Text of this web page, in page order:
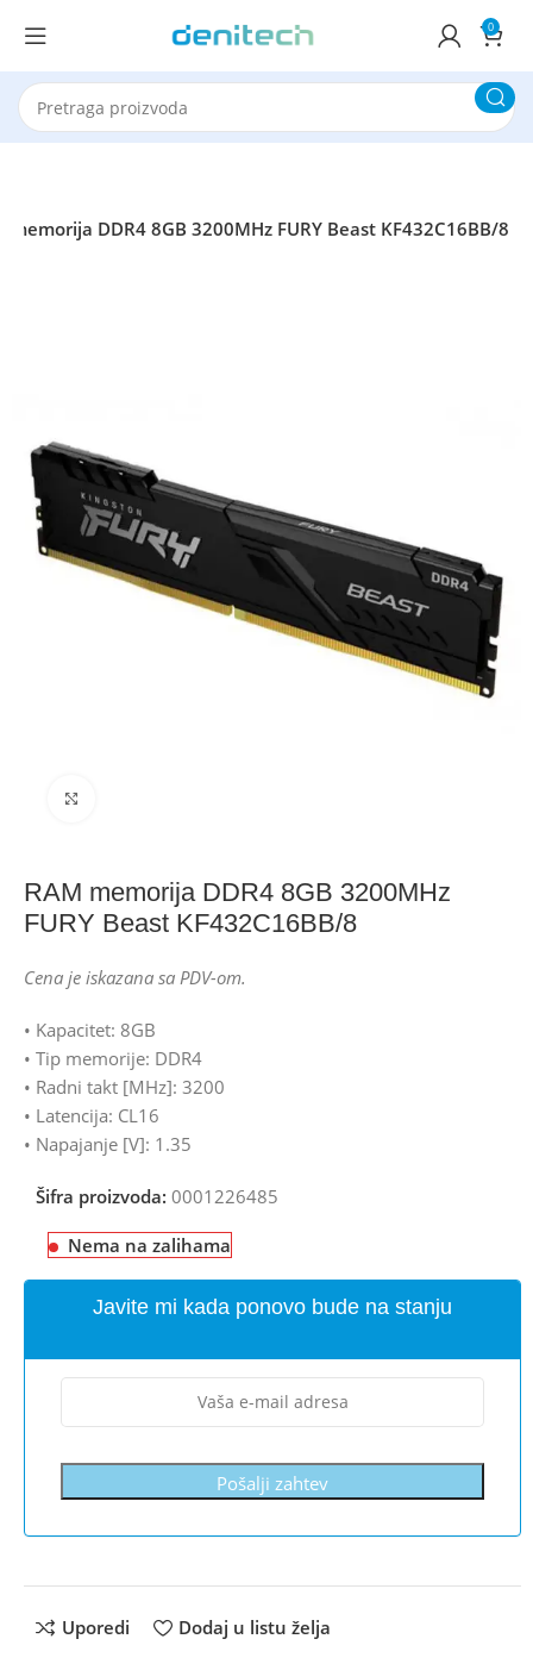
0
memorija DDR4 8GB 3200MHz FURY Beast KF432C16BB/8
RAM memorija DDR4 8GB 3200MHz
FURY Beast KF432C16BB/8
Cena je iskazana sa PDV-om.
• Kapacitet: 8GB
• Tip memorije: DDR4
• Radni takt [MHz]: 3200
• Latencija: CL16
• Napajanje [V]: 1.35
Šifra proizvoda:0001226485
Nema na zalihama
Javite mi kada ponovo bude na stanju
Pošalji zahtev
Uporedi Dodaj u listu želja